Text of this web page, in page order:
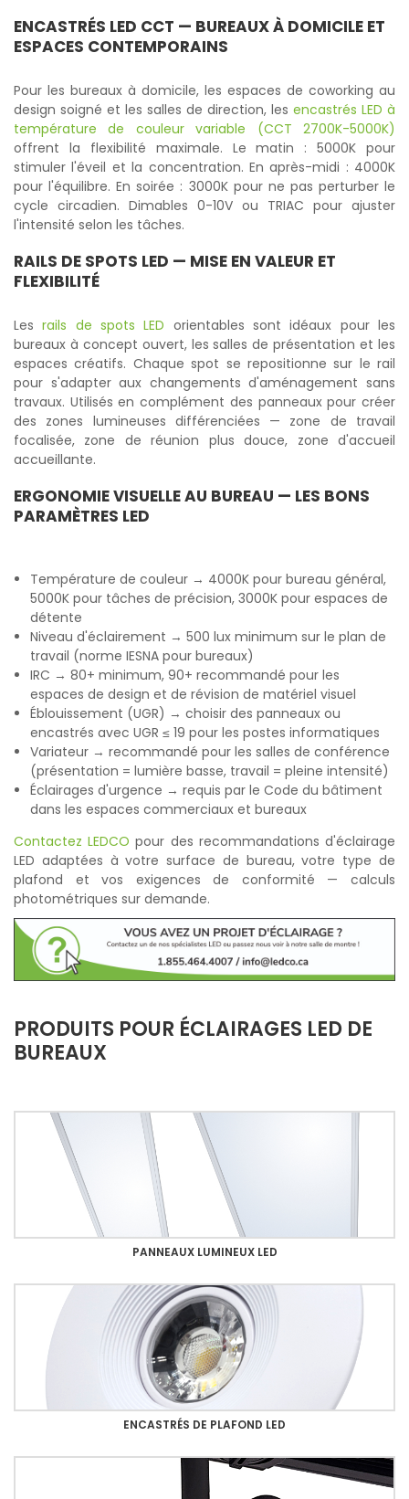
ENCASTRÉS LED CCT — BUREAUX À DOMICILE ET
ESPACES CONTEMPORAINS
Pour les bureaux à domicile, les espaces de coworking au
design soigné et les salles de direction, les encastrés LED à
température de couleur variable (CCT 2700K-5000K)
offrent la flexibilité maximale. Le matin : 5000K pour
stimuler l'éveil et la concentration. En après-midi : 4000K
pour l'équilibre. En soirée : 3000K pour ne pas perturber le
cycle circadien. Dimables 0-10V ou TRIAC pour ajuster
l'intensité selon les tâches.
RAILS DE SPOTS LED — MISE EN VALEUR ET
FLEXIBILITÉ
Lesrails de spots LED orientables sont idéaux pour les
bureaux à concept ouvert, les salles de présentation et les
espaces créatifs. Chaque spot se repositionne sur le rail
pour s'adapter aux changements d'aménagement sans
travaux. Utilisés en complément des panneaux pour créer
des zones lumineuses différenciées — zone de travail
focalisée, zone de réunion plus douce, zone d'accueil
accueillante.
ERGONOMIE VISUELLE AU BUREAU — LES BONS
PARAMÈTRES LED
Température de couleur → 4000K pour bureau général,
5000K pour tâches de précision, 3000K pour espaces de
détente
Niveau d'éclairement → 500 lux minimum sur le plan de
travail (norme IESNA pour bureaux)
IRC → 80+ minimum, 90+ recommandé pour les
espaces de design et de révision de matériel visuel
Éblouissement (UGR) → choisir des panneaux ou
encastrés avec UGR ≤ 19 pour les postes informatiques
Variateur → recommandé pour les salles de conférence
(présentation = lumière basse, travail = pleine intensité)
Éclairages d'urgence → requis par le Code du bâtiment
dans les espaces commerciaux et bureaux
Contactez LEDCO pour des recommandations d'éclairage
LED adaptées à votre surface de bureau, votre type de
plafond et vos exigences de conformité — calculs
photométriques sur demande.
PRODUITS POUR ÉCLAIRAGES LED DE
BUREAUX
PANNEAUX LUMINEUX LED
ENCASTRÉS DE PLAFOND LED